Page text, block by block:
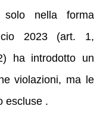
solo nella forma
2023 (art. 1,
ha introdotto un
violazioni, ma le
escluse .